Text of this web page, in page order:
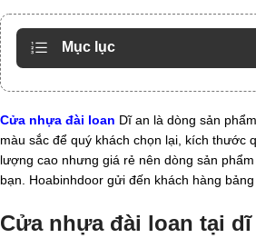
Mục lục
Cửa nhựa đài loan Dĩ an là dòng sản
màu sắc để quý khách chọn lại, kích thước
lượng cao nhưng giá rẻ nên dòng sản
bạn. Hoabinhdoor gửi đến khách hàng
Cửa nhựa đài loan tại